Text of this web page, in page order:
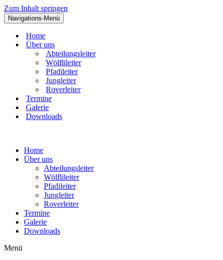
Zum Inhalt springen
Navigations-Menü
Home
Über uns
Abteilungsleiter
Wölflileiter
Pfadileiter
Jungleiter
Roverleiter
Termine
Galerie
Downloads
Home
Über uns
Abteilungsleiter
Wölflileiter
Pfadileiter
Jungleiter
Roverleiter
Termine
Galerie
Downloads
Menü